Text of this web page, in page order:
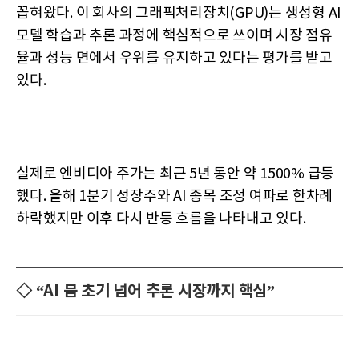
꼽혀왔다. 이 회사의 그래픽처리장치(GPU)는 생성형 AI
모델 학습과 추론 과정에 핵심적으로 쓰이며 시장 점유
율과 성능 면에서 우위를 유지하고 있다는 평가를 받고
있다.
실제로 엔비디아 주가는 최근 5년 동안 약 1500% 급등
했다. 올해 1분기 성장주와 AI 종목 조정 여파로 한차례
하락했지만 이후 다시 반등 흐름을 나타내고 있다.
◇ “AI 붐 초기 넘어 추론 시장까지 핵심”